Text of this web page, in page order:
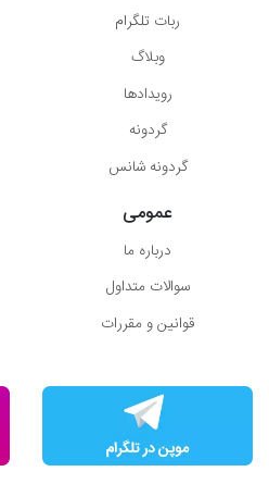
ربات تلگرام
وبلاگ
رویدادها
گردونه
گردونه شانس
عمومی
درباره ما
سوالات متداول
قوانین و مقررات